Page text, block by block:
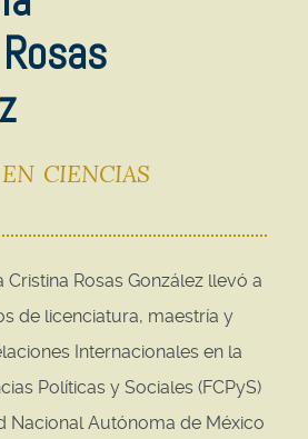
ciencias
Rosas González llevó a
de licenciatura, maestría y
Internacionales en la
Políticas y Sociales (FCPyS)
Nacional Autónoma de México